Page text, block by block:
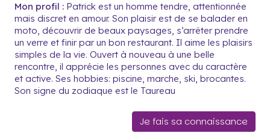
Mon profil : Patrick est un homme tendre, attentionnée
mais discret en amour. Son plaisir est de se balader en
moto, découvrir de beaux paysages, s’arrêter prendre
un verre et finir par un bon restaurant. Il aime les plaisirs
simples de la vie. Ouvert à nouveau à une belle
rencontre, il apprécie les personnes avec du caractère
et active. Ses hobbies: piscine, marche, ski, brocantes.
Son signe du zodiaque est le Taureau
Je fais sa connaissance